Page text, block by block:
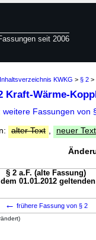
seit 2006
Inhaltsverzeichnis KWKG > § 2 >
Kraft-Wärme-
weitere Fassungen von
alter Text neuer Text
§ 2 a.F. (alte Fassung)
01.01.2012
← frühere Fassung von § 2